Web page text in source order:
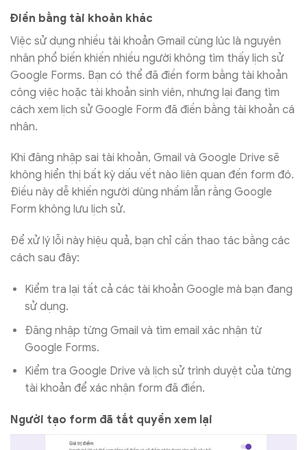
Điền bằng tài khoản khác
Việc sử dụng nhiều tài khoản Gmail cùng lúc là nguyên
nhân phổ biến khiến nhiều người không tìm thấy lịch sử
Google Forms. Bạn có thể đã điền form bằng tài khoản
công việc hoặc tài khoản sinh viên, nhưng lại đang tìm
cách xem lịch sử Google Form đã điền bằng tài khoản cá
nhân.
Khi đăng nhập sai tài khoản, Gmail và Google Drive sẽ
không hiển thị bất kỳ dấu vết nào liên quan đến form đó.
Điều này dễ khiến người dùng nhầm lẫn rằng Google
Form không lưu lịch sử.
Để xử lý lỗi này hiệu quả, bạn chỉ cần thao tác bằng các
cách sau đây:
Kiểm tra lại tất cả các tài khoản Google mà bạn đang
sử dụng.
Đăng nhập từng Gmail và tìm email xác nhận từ
Google Forms.
Kiểm tra Google Drive và lịch sử trình duyệt của từng
tài khoản để xác nhận form đã điền.
Người tạo form đã tắt quyền xem lại